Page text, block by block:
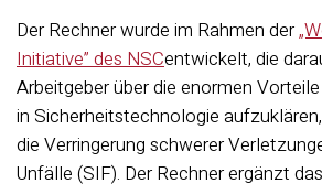
Der Rechner wurde im Rahmen der
Initiative” des NSCentwickelt, die
Arbeitgeber über die enormen
in Sicherheitstechnologie
die Verringerung schwerer
Unfälle (SIF). Der Rechner ergänzt